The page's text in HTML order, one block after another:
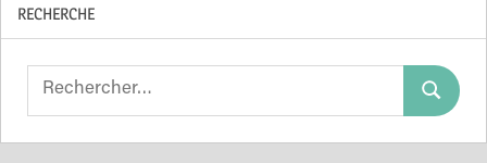
RECHERCHE
Search
Search